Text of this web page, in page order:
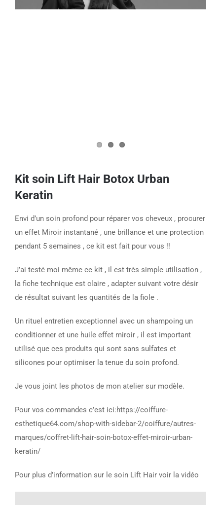
Kit soin Lift Hair Botox Urban
Keratin
Envi d’un soin profond pour réparer vos cheveux , procurer
un effet Miroir instantané , une brillance et une protection
pendant 5 semaines , ce kit est fait pour vous !!
J’ai testé moi même ce kit , il est très simple utilisation ,
la fiche technique est claire , adapter suivant votre désir
de résultat suivant les quantités de la fiole .
Un rituel entretien exceptionnel avec un shampoing un
conditionner et une huile effet miroir , il est important
utilisé que ces produits qui sont sans sulfates et
silicones pour optimiser la tenue du soin profond.
Je vous joint les photos de mon atelier sur modèle.
Pour vos commandes c’est ici:https://coiffure-
esthetique64.com/shop-with-sidebar-2/coiffure/autres-
marques/coffret-lift-hair-soin-botox-effet-miroir-urban-
keratin/
Pour plus d’information sur le soin Lift Hair voir la vidéo